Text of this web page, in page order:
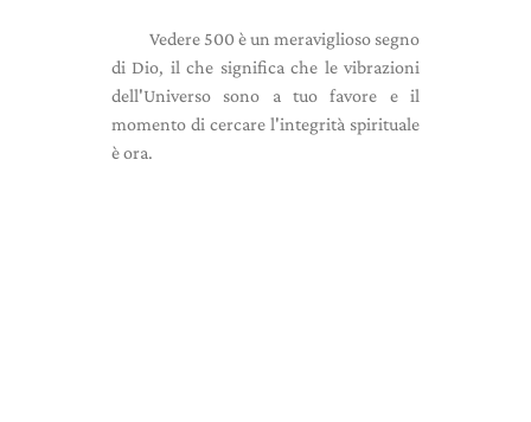
Vedere 500 è un meraviglioso segno
di Dio, il che significa che le vibrazioni
dell'Universo sono a tuo favore e il
momento di cercare l'integrità spirituale
è ora.